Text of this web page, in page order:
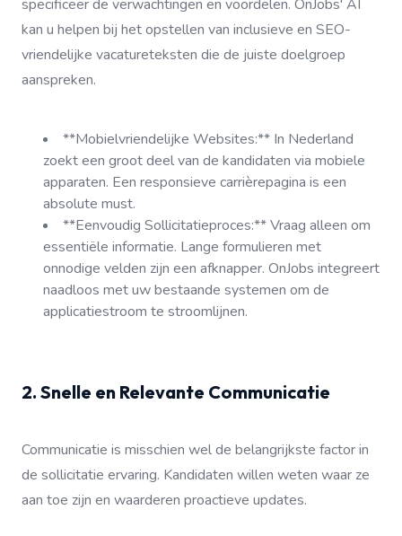
specificeer de verwachtingen en voordelen. OnJobs' AI
kan u helpen bij het opstellen van inclusieve en SEO-
vriendelijke vacatureteksten die de juiste doelgroep
aanspreken.
**Mobielvriendelijke Websites:** In Nederland
zoekt een groot deel van de kandidaten via mobiele
apparaten. Een responsieve carrièrepagina is een
absolute must.
**Eenvoudig Sollicitatieproces:** Vraag alleen om
essentiële informatie. Lange formulieren met
onnodige velden zijn een afknapper. OnJobs integreert
naadloos met uw bestaande systemen om de
applicatiestroom te stroomlijnen.
2. Snelle en Relevante Communicatie
Communicatie is misschien wel de belangrijkste factor in
de sollicitatie ervaring. Kandidaten willen weten waar ze
aan toe zijn en waarderen proactieve updates.